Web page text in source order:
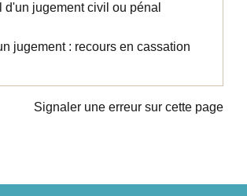
d'un jugement civil ou pénal
jugement : recours en cassation
Signaler une erreur sur cette page